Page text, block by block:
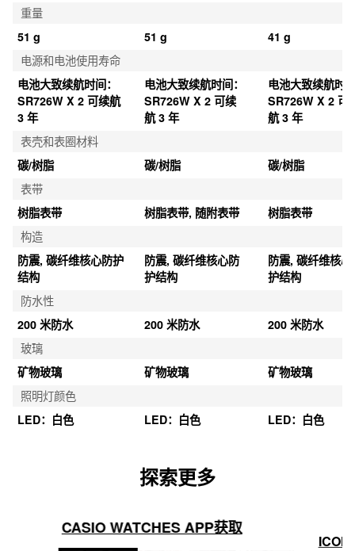
重量
51 g
51 g
41 g
电源和电池使用寿命
电池大致续航时间：
SR726W X 2 可续航
3 年
电池大致续航时间：
SR726W X 2 可续
航 3 年
电池大致续航时
SR726W X 2 可
航 3 年
表壳和表圈材料
碳/树脂
碳/树脂
碳/树脂
表带
树脂表带
树脂表带, 随附表带
树脂表带
构造
防震, 碳纤维核心防护
结构
防震, 碳纤维核心防
护结构
防震, 碳纤维核心
护结构
防水性
200 米防水
200 米防水
200 米防水
玻璃
矿物玻璃
矿物玻璃
矿物玻璃
照明灯颜色
LED：白色
LED：白色 LED：白色
探索更多
CASIO WATCHES APP获取